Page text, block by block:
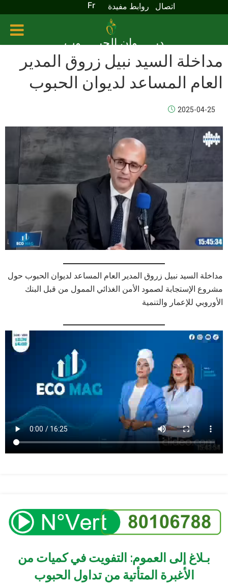
روابط مفيدة اتصال Fr
ديـــــوان الحبـــــوب
مداخلة السيد نبيل زروق المدير
العام المساعد لديوان الحبوب
2025-04-25
مداخلة السيد نبيل زروق المدير العام المساعد لديوان الحبوب حول
مشروع الإستجابة لصمود الأمن الغذائي الممول من قبل البنك
الأوروبي للإعمار والتنمية
بـلاغ إلى العموم: التفويت في كميات من
الأغبرة المتأتية من تداول الحبوب